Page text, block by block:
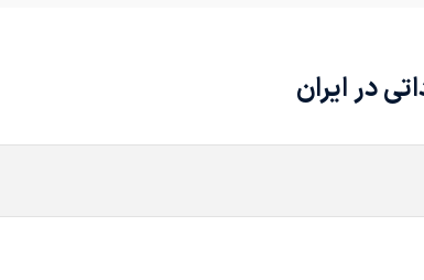
در ایران